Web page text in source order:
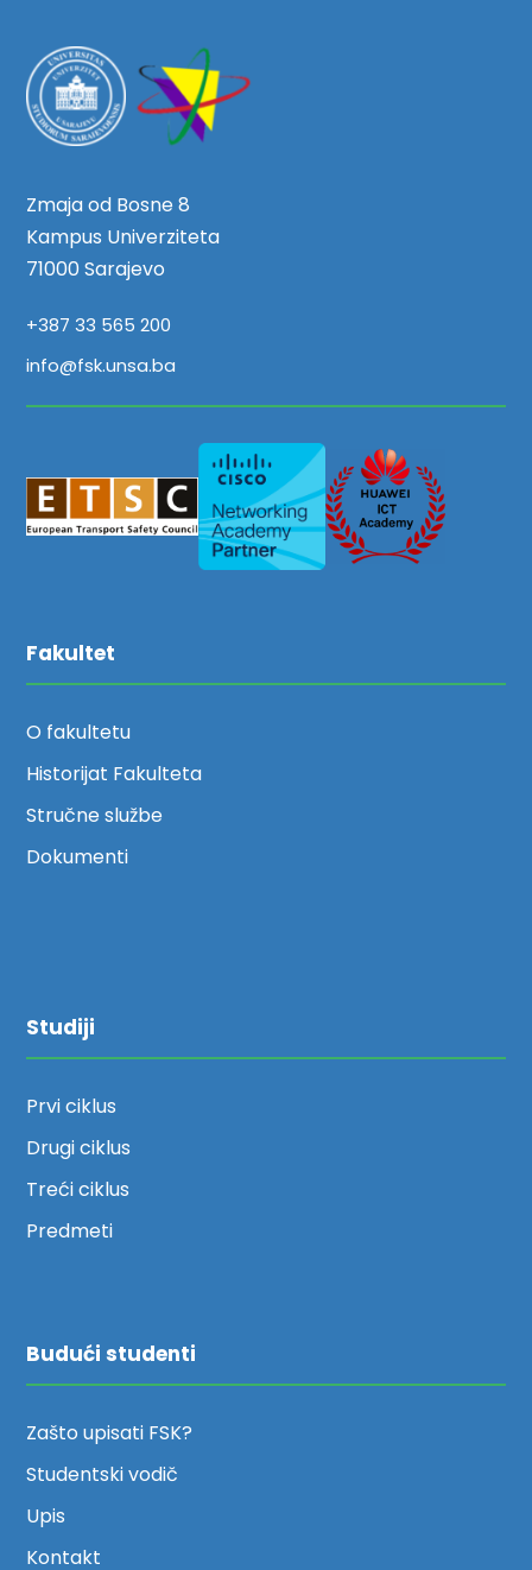
Zmaja od Bosne 8
Kampus Univerziteta
71000 Sarajevo
+387 33 565 200
info@fsk.unsa.ba
Fakultet
O fakultetu
Historijat Fakulteta
Stručne službe
Dokumenti
Studiji
Prvi ciklus
Drugi ciklus
Treći ciklus
Predmeti
Budući studenti
Zašto upisati FSK?
Studentski vodič
Upis
Kontakt